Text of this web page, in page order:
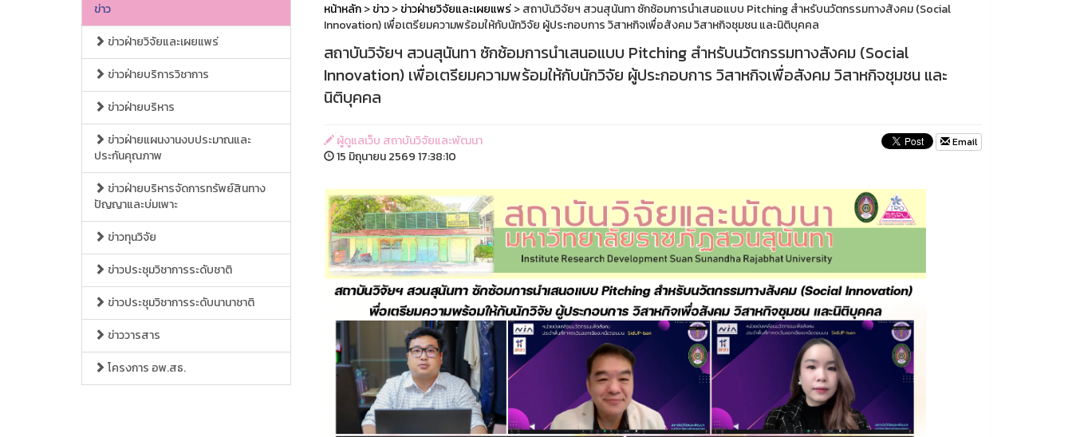
ข่าว
ข่าวฝ่ายวิจัยและเผยแพร่
ข่าวฝ่ายบริการวิชาการ
ข่าวฝ่ายบริหาร
ข่าวฝ่ายแผนงานงบประมาณและ
ประกันคุณภาพ
ข่าวฝ่ายบริหารจัดการทรัพย์สินทาง
ปัญญาและบ่มเพาะ
ข่าวทุนวิจัย
ข่าวประชุมวิชาการระดับชาติ
ข่าวประชุมวิชาการระดับนานาชาติ
ข่าววารสาร
โครงการ อพ.สธ.
หน้าหลัก>ข่าว>ข่าวฝ่ายวิจัยและเผยแพร่> สถาบันวิจัยฯ สวนสุนันทา ซักซ้อมการนำเสนอแบบ Pitching สำหรับนวัตกรรมทางสังคม (Social
Innovation) เพื่อเตรียมความพร้อมให้กับนักวิจัย ผู้ประกอบการ วิสาหกิจเพื่อสังคม วิสาหกิจชุมชน และนิติบุคคล
สถาบันวิจัยฯ สวนสุนันทา ซักซ้อมการนำเสนอแบบ Pitching สำหรับนวัตกรรมทางสังคม (Social
Innovation) เพื่อเตรียมความพร้อมให้กับนักวิจัย ผู้ประกอบการ วิสาหกิจเพื่อสังคม วิสาหกิจชุมชน และ
นิติบุคคล
ผู้ดูแลเว็บ สถาบันวิจัยและพัฒนา
15 มิถุนายน 2569 17:38:10
Email